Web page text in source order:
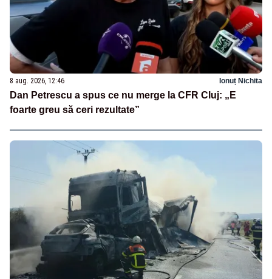
8 aug. 2026, 12:46 Ionuț Nichita
Dan Petrescu a spus ce nu merge la CFR Cluj: „E
foarte greu să ceri rezultate”